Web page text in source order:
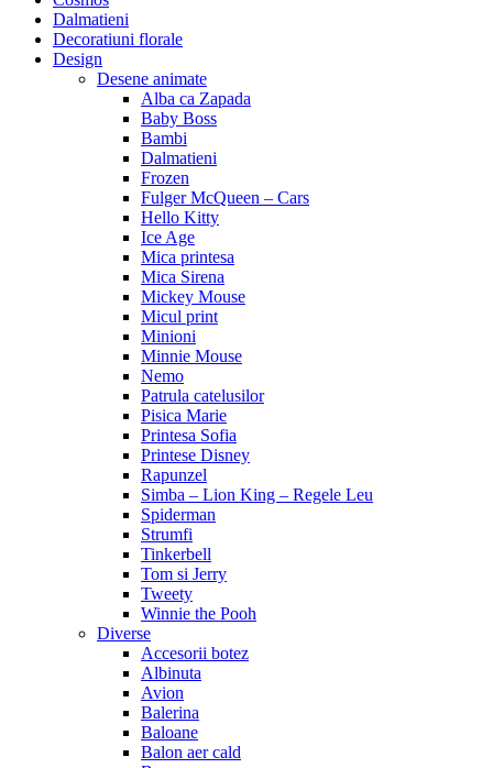
Dalmatieni
Decoratiuni florale
Design
Desene animate
Alba ca Zapada
Baby Boss
Bambi
Dalmatieni
Frozen
Fulger McQueen – Cars
Hello Kitty
Ice Age
Mica printesa
Mica Sirena
Mickey Mouse
Micul print
Minioni
Minnie Mouse
Nemo
Patrula catelusilor
Pisica Marie
Printesa Sofia
Printese Disney
Rapunzel
Simba – Lion King – Regele Leu
Spiderman
Strumfi
Tinkerbell
Tom si Jerry
Tweety
Winnie the Pooh
Diverse
Accesorii botez
Albinuta
Avion
Balerina
Baloane
Balon aer cald